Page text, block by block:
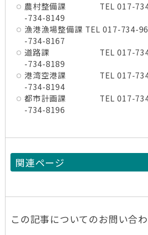
農村整備課 TEL 017-734-
-734-8149
漁港漁場整備課 TEL 017-
-734-8167
道路課 TEL 017-734-
-734-8189
港湾空港課 TEL 017-734-
-734-8194
都市計画課 TEL 017-734-
-734-8196
関連ページ
この記事についてのお問い合